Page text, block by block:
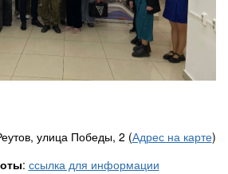
улица Победы, 2 (Адрес на карте)
: ссылка для информации